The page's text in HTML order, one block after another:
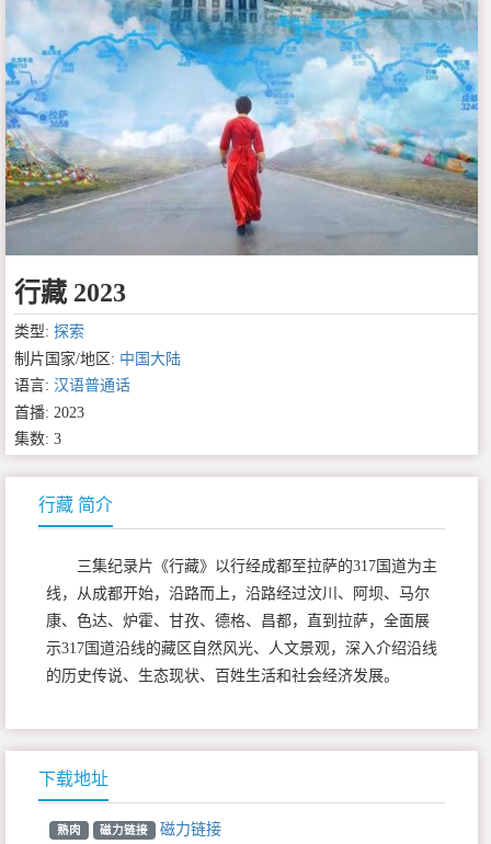
行藏 2023
类型: 探索
制片国家/地区: 中国大陆
语言: 汉语普通话
首播: 2023
集数: 3
行藏 简介
三集纪录片《行藏》以行经成都至拉萨的317国道为主
线，从成都开始，沿路而上，沿路经过汶川、阿坝、马尔
康、色达、炉霍、甘孜、德格、昌都，直到拉萨，全面展
示317国道沿线的藏区自然风光、人文景观，深入介绍沿线
的历史传说、生态现状、百姓生活和社会经济发展。
下载地址
熟肉 磁力链接 磁力链接